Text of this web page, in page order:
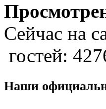
Сейчас на
гостей:
Наши